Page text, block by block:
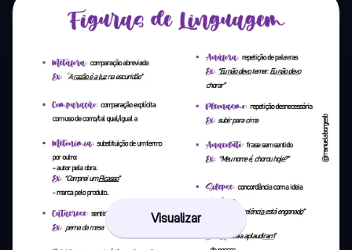
Visualizar